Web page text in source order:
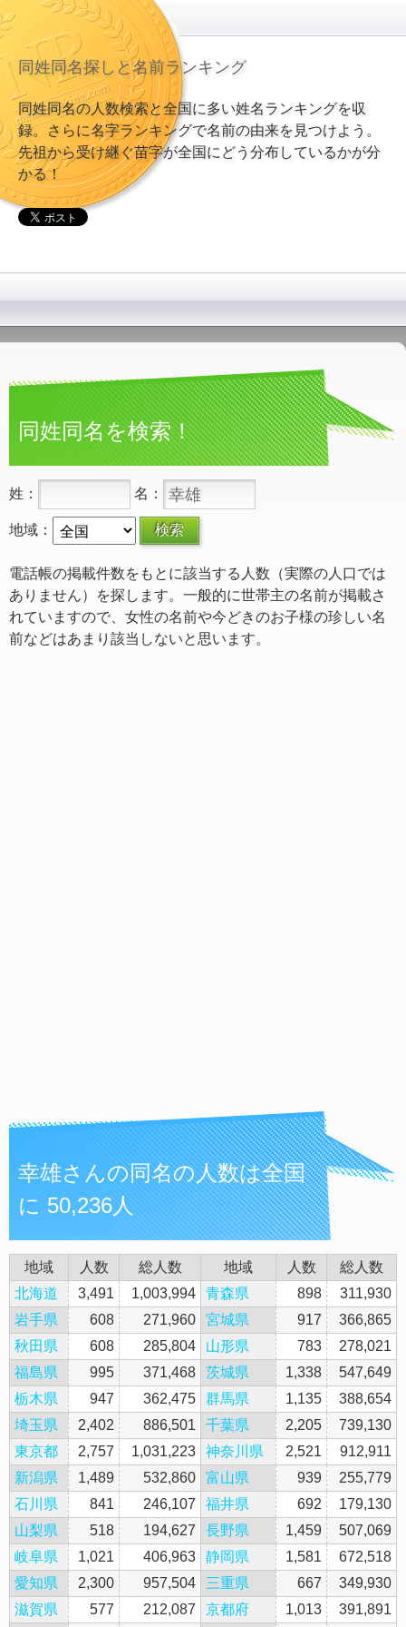
同姓同名探しと名前ランキング
同姓同名の人数検索と全国に多い姓名ランキングを収
録。さらに名字ランキングで名前の由来を見つけよう。
先祖から受け継ぐ苗字が全国にどう分布しているかが分
かる！
同姓同名を検索！
姓： 名：
地域：
電話帳の掲載件数をもとに該当する人数（実際の人口では
ありません）を探します。一般的に世帯主の名前が掲載さ
れていますので、女性の名前や今どきのお子様の珍しい名
前などはあまり該当しないと思います。
幸雄さんの同名の人数は全国
に 50,236人
地域 人数 総人数 地域 人数
総人数
北海道
3,491 1,003,994 青森県 898
311,930
岩手県
608 271,960 宮城県 917
366,865
秋田県
608 285,804 山形県 783
278,021
福島県
995 371,468 茨城県 1,338
547,649
栃木県
947 362,475 群馬県 1,135
388,654
埼玉県
2,402 886,501 千葉県 2,205
739,130
東京都
2,757 1,031,223 神奈川県 2,521
912,911
新潟県
1,489 532,860 富山県 939
255,779
石川県
841 246,107 福井県 692
179,130
山梨県
518 194,627 長野県 1,459
507,069
岐阜県
1,021 406,963 静岡県 1,581
672,518
愛知県
2,300 957,504 三重県 667
349,930
滋賀県
577 212,087 京都府 1,013 391,891